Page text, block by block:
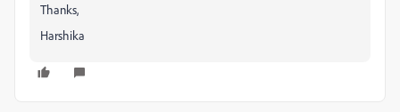
Thanks,
Harshika